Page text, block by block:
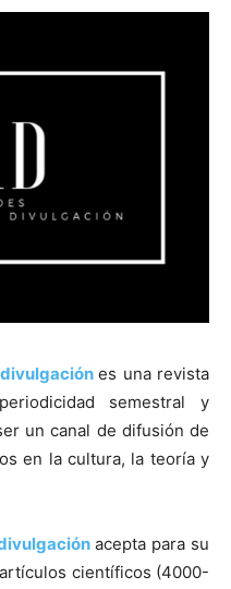
es una revista
semestral y
un canal de difusión de
en la cultura, la teoría y
acepta para su
científicos (4000-